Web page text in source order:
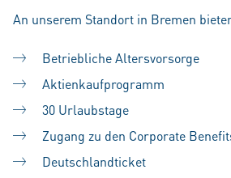
An unserem Standort in Bremen
Betriebliche Altersvorsorge
Aktienkaufprogramm
30 Urlaubstage
Zugang zu den Corporate
Deutschlandticket